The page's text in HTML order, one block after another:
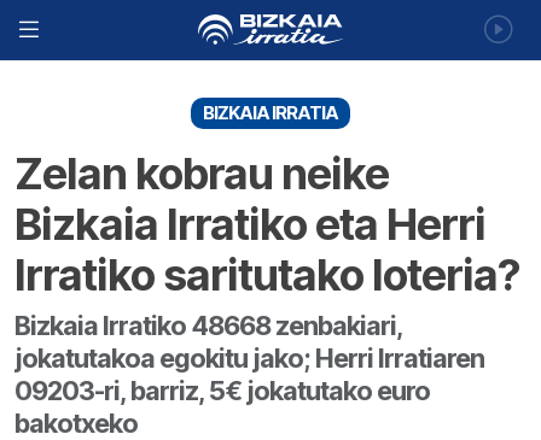
BIZKAIA IRRATIA
Zelan kobrau neike
Bizkaia Irratiko eta Herri
Irratiko saritutako loteria?
Bizkaia Irratiko 48668 zenbakiari,
jokatutakoa egokitu jako; Herri Irratiaren
09203-ri, barriz, 5€ jokatutako euro
bakotxeko